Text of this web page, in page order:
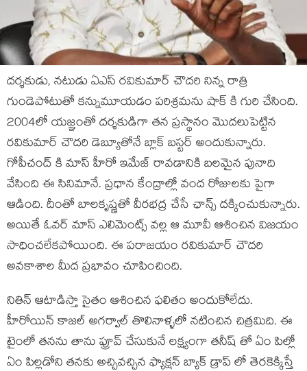
దర్శకుడు, నటుడు ఏఎస్ రవికుమార్ చౌదరి నిన్న రాత్రి
గుండెపోటుతో కన్నుమూయడం పరిశ్రమను షాక్ కి గురి చేసింది.
2004లో యజ్ఞంతో దర్శకుడిగా తన ప్రస్థానం మొదలుపెట్టిన
రవికుమార్ చౌదరి డెబ్యూతోనే బ్లాక్ బస్టర్ అందుకున్నారు.
గోపీచంద్ కి మాస్ హీరో ఇమేజ్ రావడానికి బలమైన పునాది
వేసింది ఈ సినిమానే. ప్రధాన కేంద్రాల్లో వంద రోజులకు పైగా
ఆడింది. దీంతో బాలకృష్ణతో వీరభద్ర చేసే ఛాన్స్ దక్కించుకున్నారు.
అయితే ఓవర్ మాస్ ఎలిమెంట్స్ వల్ల ఆ మూవీ ఆశించిన విజయం
సాధించలేకపోయింది. ఈ పరాజయం రవికుమార్ చౌదరి
అవకాశాల మీద ప్రభావం చూపించింది.
నితిన్ ఆటాడిస్తా సైతం ఆశించిన ఫలితం అందుకోలేదు.
హీరోయిన్ కాజల్ అగర్వాల్ తొలినాళ్ళలో నటించిన చిత్రమిది. ఈ
టైంలో తనను తాను ప్రూవ్ చేసుకునే లక్ష్యంగా తనీష్ తో ఏం పిల్లో
ఏం పిల్లడోని తనకు అచ్చివచ్చిన ఫ్యాక్షన్ బ్యాక్ డ్రాప్ లో తెరకెక్కిస్తే